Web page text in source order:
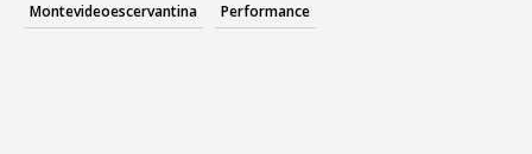
Montevideoescervantina
Performance